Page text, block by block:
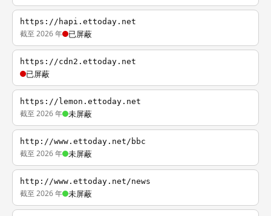
https://hapi.ettoday.net
截至 2026 年 已屏蔽
https://cdn2.ettoday.net
已屏蔽
https://lemon.ettoday.net
截至 2026 年 未屏蔽
http://www.ettoday.net/bbc
截至 2026 年 未屏蔽
http://www.ettoday.net/news
截至 2026 年 未屏蔽